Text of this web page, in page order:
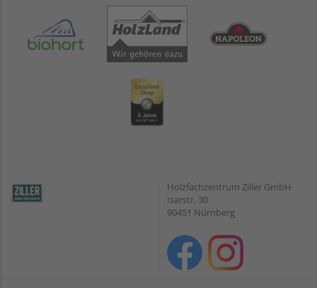
Holzfachzentrum Ziller GmbH
Isarstr. 30
90451 Nürnberg